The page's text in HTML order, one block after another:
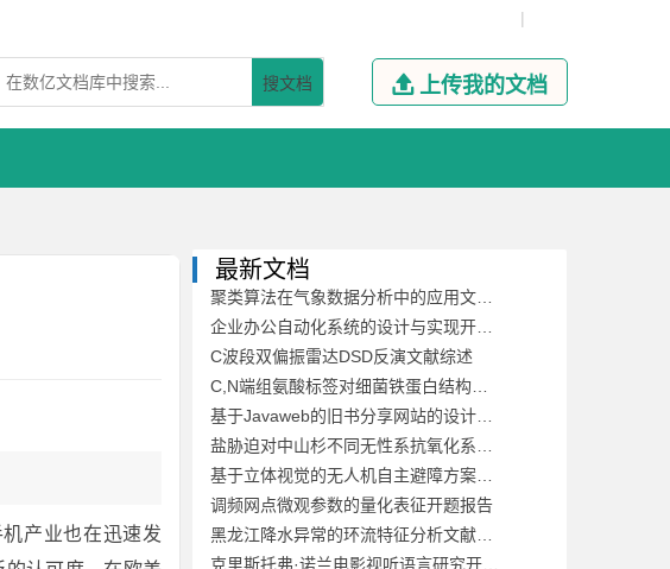
|
搜文档  上传我的文档
产业也在迅速发
最新文档
C波段双偏振雷达DSD反演文献综述
调频网点微观参数的量化表征开题报告